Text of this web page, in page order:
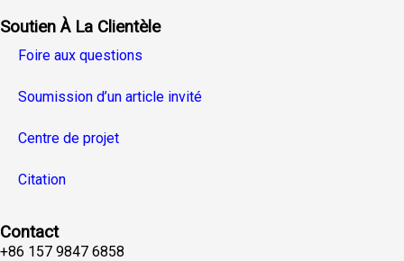
Soutien À La Clientèle
Foire aux questions
Soumission d’un article invité
Centre de projet
Citation
Contact
+86 157 9847 6858